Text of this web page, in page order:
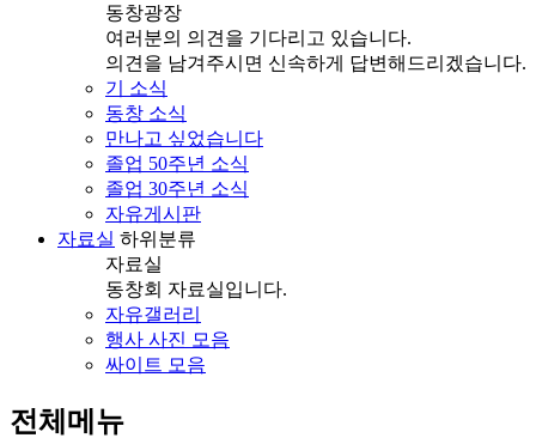
동창광장
여러분의 의견을 기다리고 있습니다.
의견을 남겨주시면 신속하게 답변해드리겠습니다.
기 소식
동창 소식
만나고 싶었습니다
졸업 50주년 소식
졸업 30주년 소식
자유게시판
자료실 하위분류
자료실
동창회 자료실입니다.
자유갤러리
행사 사진 모음
싸이트 모음
전체메뉴